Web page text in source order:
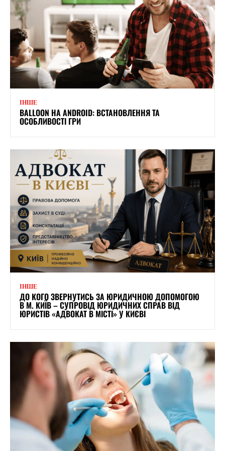
ІНШЕ
BALLOON НА ANDROID: ВСТАНОВЛЕННЯ ТА
ОСОБЛИВОСТІ ГРИ
ІНШЕ
ДО КОГО ЗВЕРНУТИСЬ ЗА ЮРИДИЧНОЮ ДОПОМОГОЮ
В М. КИЇВ – СУПРОВІД ЮРИДИЧНИХ СПРАВ ВІД
ЮРИСТІВ «АДВОКАТ В МІСТІ» У КИЄВІ